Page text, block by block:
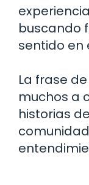
buscando
sentido en
La frase
muchos a
historias